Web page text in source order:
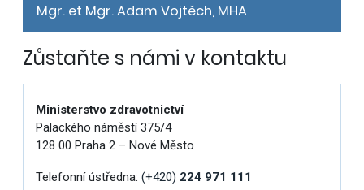
Mgr. et Mgr. Adam Vojtěch, MHA
Zůstaňte s námi v kontaktu
Ministerstvo zdravotnictví
Palackého náměstí 375/4
128 00 Praha 2 – Nové Město
Telefonní ústředna: (+420) 224 971 111